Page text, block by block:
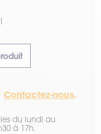
Contactez-nous.
du lundi au
à 17h.